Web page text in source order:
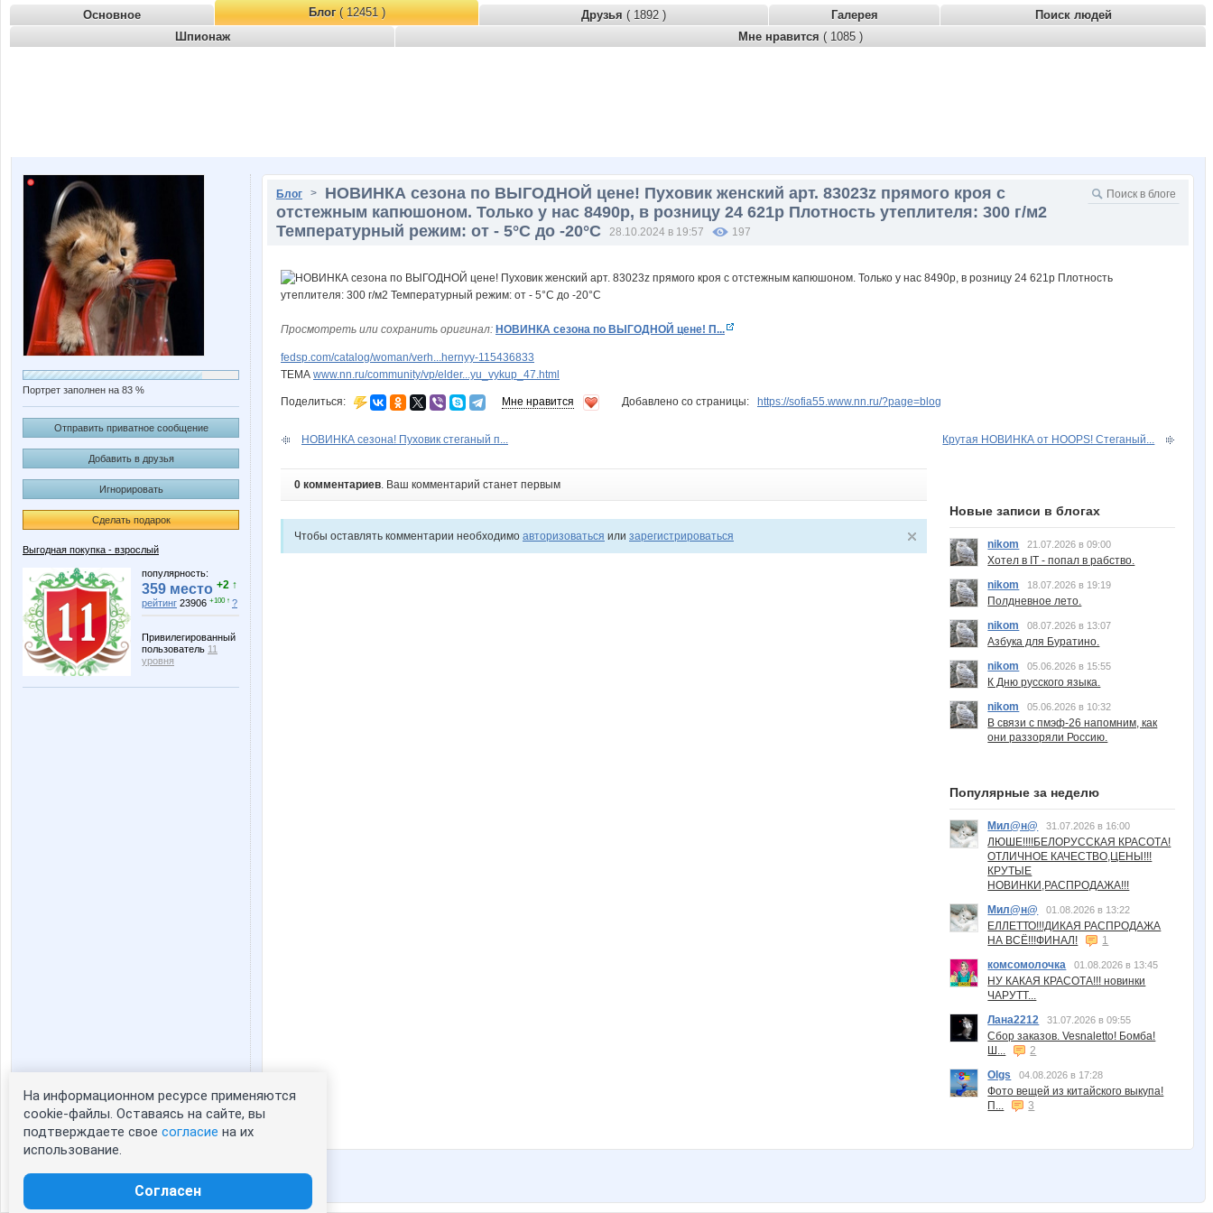
Основное Блог( 12451 ) Друзья ( 1892 ) Галерея
Поиск людей
Шпионаж
Мне нравится ( 1085 )
Портрет заполнен на 83 %
Отправить приватное сообщение
Добавить в друзья
Игнорировать
Сделать подарок
Выгодная покупка - взрослый
популярность:
359 место +2 ↑
рейтинг 23906 +100 ↑ ?
Привилегированный
пользователь 11
уровня
Статистика портрета:
сейчас просматривают портрет - 0
зарегистрированные пользователи
Блог > НОВИНКА сезона по ВЫГОДНОЙ цене! Пуховик женский арт. 83023z прямого кроя с
отстежным капюшоном. Только у нас 8490р, в розницу 24 621р Плотность утеплителя: 300 г/м2
Температурный режим: от - 5°C до -20°C
28.10.2024 в 19:57 197
Просмотреть или сохранить оригинал: НОВИНКА сезона по ВЫГОДНОЙ цене! П...
fedsp.com/catalog/woman/verh...hernyy-115436833
ТЕМА www.nn.ru/community/vp/elder...yu_vykup_47.html
Поделиться: Мне нравится Добавлено со страницы: https://sofia55.www.nn.ru/?page=blog
НОВИНКА сезона! Пуховик стеганый п... Крутая НОВИНКА от HOOPS! Стеганый...
0 комментариев. Ваш комментарий станет первым
Чтобы оставлять комментарии необходимо авторизоваться или зарегистрироваться
Новые записи в блогах
nikom 21.07.2026 в 09:00
Хотел в IT - попал в рабство.
nikom
18.07.2026 в 19:19
Полдневное лето.
nikom
08.07.2026 в 13:07
Азбука для Буратино.
nikom
05.06.2026 в 15:55
К Дню русского языка.
nikom
05.06.2026 в 10:32
В связи с пмэф-26 напомним, как
они раззоряли Россию.
Популярные за неделю
Мил@н@ 31.07.2026 в 16:00
ЛЮШЕ!!!!БЕЛОРУССКАЯ КРАСОТА!
ОТЛИЧНОЕ КАЧЕСТВО,ЦЕНЫ!!!
КРУТЫЕ
НОВИНКИ,РАСПРОДАЖА!!!
Мил@н@
01.08.2026 в 13:22
ЕЛЛЕТТО!!!ДИКАЯ РАСПРОДАЖА
НА ВСЁ!!!ФИНАЛ!
1
комсомолочка
01.08.2026 в 13:45
НУ КАКАЯ КРАСОТА!!! новинки
ЧАРУТТ...
Лана2212
31.07.2026 в 09:55
Сбор заказов. Vesnaletto! Бомба!
Ш...
2
Olgs
04.08.2026 в 17:28
Фото вещей из китайского выкупа!
П...
3
На информационном ресурсе применяются
cookie-файлы. Оставаясь на сайте, вы
подтверждаете свое согласие на их
использование.
Согласен